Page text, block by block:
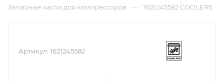
Запасные части для компрессоров — 1621245582 COOLERS
Артикул: 1621245582